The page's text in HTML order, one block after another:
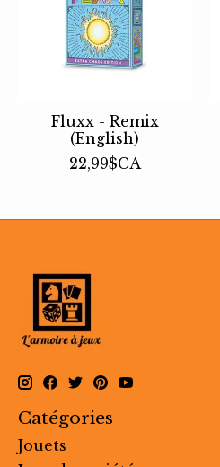
Fluxx - Remix
(English)
22,99$CA
Catégories
Jouets